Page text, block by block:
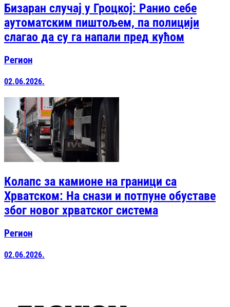
Бизаран случај у Гроцкој: Ранио себе
аутоматским пиштољем, па полицији
слагао да су га напали пред кућом
Регион
02.06.2026.
Колапс за камионе на граници са
Хрватском: На снази и потпуне обуставе
због новог хрватског система
Регион
02.06.2026.